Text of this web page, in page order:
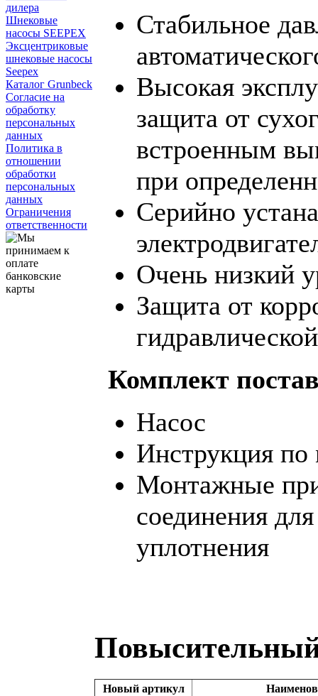
дилера
Шнековые
насосы SEEPEX
Эксцентриковые
шнековые насосы
Seepex
Каталог Grunbeck
Согласие на
обработку
персональных
данных
Политика в
отношении
обработки
персональных
данных
Ограничения
ответственности
Стабильное
Высокая
защита от
встроенным
при
Серийно
Очень низкий
Защита от
Комплект
Насос
Инструкция по
Монтажные
соединения
уплотнения
Новый артикул